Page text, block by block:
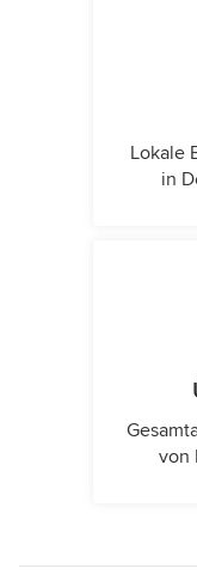
Lokale
in
von